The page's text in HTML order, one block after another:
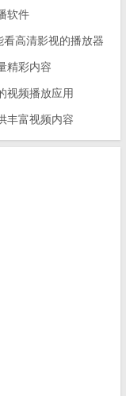
软件
高清影视的播放器
精彩内容
视频播放应用
丰富视频内容